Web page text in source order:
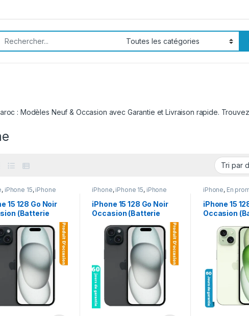
for:
: Modèles Neuf & Occasion avec Garantie et Livraison rapide.
, iPhone 15, iPhone
15 128 Go Noir
(Batterie
iPhone, iPhone 15, iPhone
iPhone 15 128 Go Noir
Occasion (Batterie
iPhone, En
iPhone
iPhone 15
Occasion